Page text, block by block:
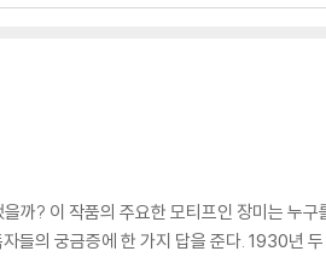
을까? 이 작품의 주요한 모티프인 장미는 누
들의 궁금증에 한 가지 답을 준다. 1930년